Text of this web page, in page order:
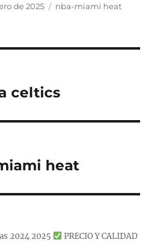
de 2025 Categorías
nba-miami heat
celtics
heat
2024 2025 PRECIO Y CALIDAD